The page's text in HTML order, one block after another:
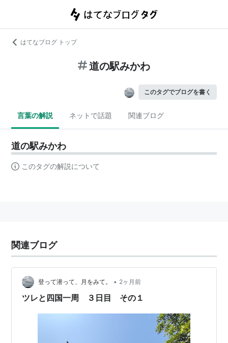
はてなブログ トップ
道の駅みかわ
このタグでブログを書く
言葉の解説 ネットで話題 関連ブログ
道の駅みかわ
このタグの解説について
関連ブログ
登って潜って、月をみて。 • 2ヶ月前
ツレと四国一周 ３日目 その１